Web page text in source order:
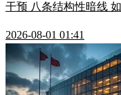
干预 八条结构性暗线
2026-08-01 01:41